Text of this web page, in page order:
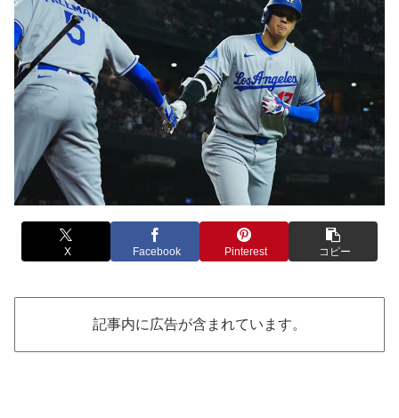
X Facebook Pinterest コピー
記事内に広告が含まれています。